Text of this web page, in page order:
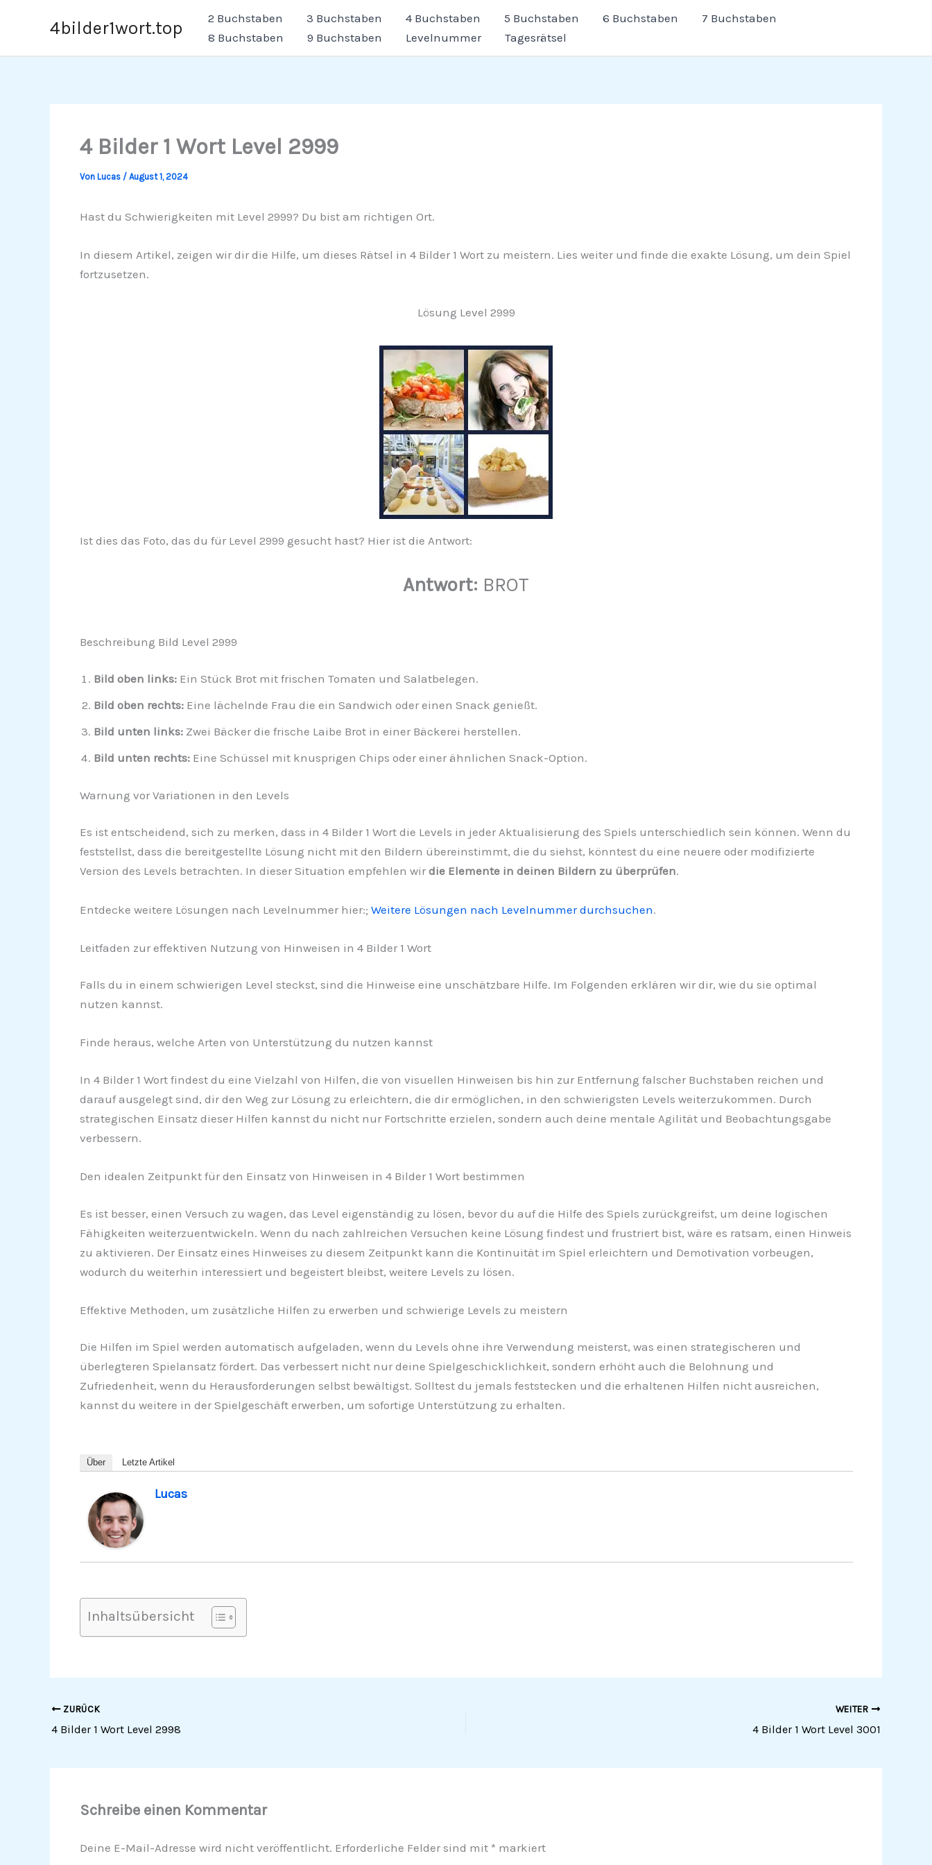
4bilder1wort.top 2 Buchstaben 3 Buchstaben 4 Buchstaben 5 Buchstaben 6 Buchstaben
7 Buchstaben
8 Buchstaben
9 Buchstaben Levelnummer Tagesrätsel
4 Bilder 1 Wort Level 2999
Von Lucas / August 1, 2024
Hast du Schwierigkeiten mit Level 2999? Du bist am richtigen Ort.
In diesem Artikel, zeigen wir dir die Hilfe, um dieses Rätsel in 4 Bilder 1 Wort zu meistern. Lies weiter und finde die exakte Lösung, um dein Spiel
fortzusetzen.
Lösung Level 2999
Ist dies das Foto, das du für Level 2999 gesucht hast? Hier ist die Antwort:
Antwort: BROT
Beschreibung Bild Level 2999
Bild oben links:Ein Stück Brot mit frischen Tomaten und Salatbelegen.
Bild oben rechts:Eine lächelnde Frau die ein Sandwich oder einen Snack genießt.
Bild unten links:Zwei Bäcker die frische Laibe Brot in einer Bäckerei herstellen.
Bild unten rechts:Eine Schüssel mit knusprigen Chips oder einer ähnlichen Snack-Option.
Warnung vor Variationen in den Levels
Es ist entscheidend, sich zu merken, dass in 4 Bilder 1 Wort die Levels in jeder Aktualisierung des Spiels unterschiedlich sein können. Wenn du
feststellst, dass die bereitgestellte Lösung nicht mit den Bildern übereinstimmt, die du siehst, könntest du eine neuere oder modifizierte
Version des Levels betrachten. In dieser Situation empfehlen wir die Elemente in deinen Bildern zu überprüfen.
Entdecke weitere Lösungen nach Levelnummer hier:; Weitere Lösungen nach Levelnummer durchsuchen.
Leitfaden zur effektiven Nutzung von Hinweisen in 4 Bilder 1 Wort
Falls du in einem schwierigen Level steckst, sind die Hinweise eine unschätzbare Hilfe. Im Folgenden erklären wir dir, wie du sie optimal
nutzen kannst.
Finde heraus, welche Arten von Unterstützung du nutzen kannst
In 4 Bilder 1 Wort findest du eine Vielzahl von Hilfen, die von visuellen Hinweisen bis hin zur Entfernung falscher Buchstaben reichen und
darauf ausgelegt sind, dir den Weg zur Lösung zu erleichtern, die dir ermöglichen, in den schwierigsten Levels weiterzukommen. Durch
strategischen Einsatz dieser Hilfen kannst du nicht nur Fortschritte erzielen, sondern auch deine mentale Agilität und Beobachtungsgabe
verbessern.
Den idealen Zeitpunkt für den Einsatz von Hinweisen in 4 Bilder 1 Wort bestimmen
Es ist besser, einen Versuch zu wagen, das Level eigenständig zu lösen, bevor du auf die Hilfe des Spiels zurückgreifst, um deine logischen
Fähigkeiten weiterzuentwickeln. Wenn du nach zahlreichen Versuchen keine Lösung findest und frustriert bist, wäre es ratsam, einen Hinweis
zu aktivieren. Der Einsatz eines Hinweises zu diesem Zeitpunkt kann die Kontinuität im Spiel erleichtern und Demotivation vorbeugen,
wodurch du weiterhin interessiert und begeistert bleibst, weitere Levels zu lösen.
Effektive Methoden, um zusätzliche Hilfen zu erwerben und schwierige Levels zu meistern
Die Hilfen im Spiel werden automatisch aufgeladen, wenn du Levels ohne ihre Verwendung meisterst, was einen strategischeren und
überlegteren Spielansatz fördert. Das verbessert nicht nur deine Spielgeschicklichkeit, sondern erhöht auch die Belohnung und
Zufriedenheit, wenn du Herausforderungen selbst bewältigst. Solltest du jemals feststecken und die erhaltenen Hilfen nicht ausreichen,
kannst du weitere in der Spielgeschäft erwerben, um sofortige Unterstützung zu erhalten.
Über Letzte Artikel
Lucas
Inhaltsübersicht
ZURÜCK
4 Bilder 1 Wort Level 2998
WEITER
4 Bilder 1 Wort Level 3001
Schreibe einen Kommentar
Deine E-Mail-Adresse wird nicht veröffentlicht. Erforderliche Felder sind mit * markiert